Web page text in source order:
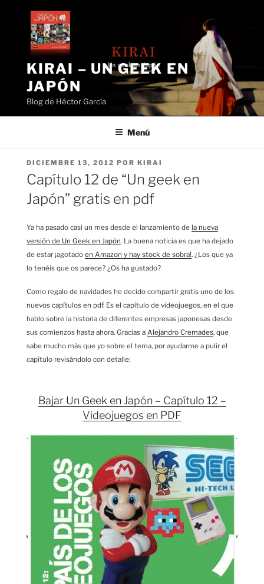
contenido
KIRAI – UN GEEK EN
JAPÓN
Blog de Héctor García
Menú
PUBLICADO
EL
DICIEMBRE 13, 2012 POR KIRAI
Capítulo 12 de “Un geek en
Japón” gratis en pdf
Ya ha pasado casi un mes desde el lanzamiento de la nueva
versión de Un Geek en Japón. La buena noticia es que ha dejado
de estar ¡agotado en Amazon y hay stock de sobra!. ¿Los que ya
lo tenéis que os parece? ¿Os ha gustado?
Como regalo de navidades he decido compartir gratis uno de los
nuevos capítulos en pdf. Es el capítulo de videojuegos, en el que
hablo sobre la historia de diferentes empresas japonesas desde
sus comienzos hasta ahora. Gracias a Alejandro Cremades, que
sabe mucho más que yo sobre el tema, por ayudarme a pulir el
capítulo revisándolo con detalle:
Bajar Un Geek en Japón – Capítulo 12 –
Videojuegos en PDF